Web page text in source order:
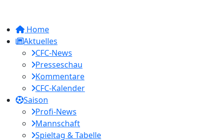
Home
Aktuelles
CFC-News
Presseschau
Kommentare
CFC-Kalender
Saison
Profi-News
Mannschaft
Spieltag & Tabelle